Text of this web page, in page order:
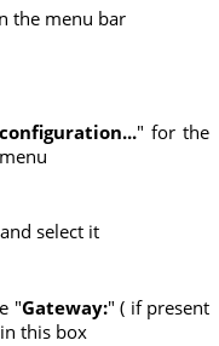
the menu bar
" for the
select it
"Gateway:" ( if present
this box